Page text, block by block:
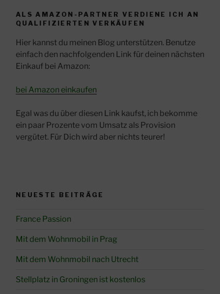
ALS AMAZON-PARTNER VERDIENE ICH AN
QUALIFIZIERTEN VERKÄUFEN
Hier kannst du meinen Blog unterstützen. Benutze
einfach den nachfolgenden Link für deinen nächsten
Einkauf bei Amazon:
bei Amazon einkaufen
Egal was du über diesen Link kaufst, ich bekomme
ein paar Prozente vom Umsatz als Provision
vergütet. Für Dich wird aber nichts teurer!
NEUESTE BEITRÄGE
France Passion
Mit dem Wohnmobil in Prag
Mit dem Wohnmobil nach Utrecht
Stellplatz in Groningen ist kostenlos